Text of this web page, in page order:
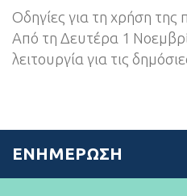
Οδηγίες για τη χρήση
Από τη Δευτέρα 1
λειτουργία για τις
ΕΝΗΜΈΡΩΣΗ